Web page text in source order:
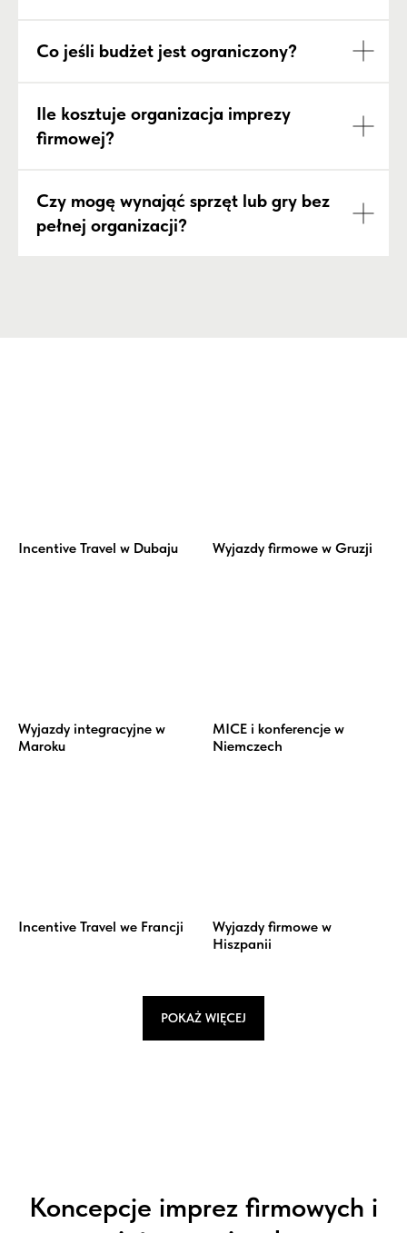
Co jeśli budżet jest ograniczony?
Ile kosztuje organizacja imprezy
firmowej?
Czy mogę wynająć sprzęt lub gry bez
pełnej organizacji?
Incentive Travel w Dubaju Wyjazdy firmowe w Gruzji
Wyjazdy integracyjne w
Maroku
MICE i konferencje w
Niemczech
Incentive Travel we Francji
Wyjazdy firmowe w
Hiszpanii
POKAŻ WIĘCEJ
Koncepcje imprez firmowych i